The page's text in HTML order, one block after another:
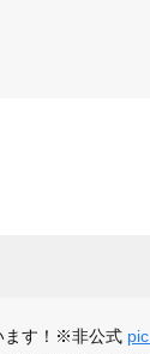
ます！※非公式